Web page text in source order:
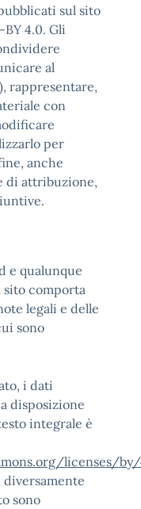
sul sito
4.0. Gli
al
rappresentare,
con
per
anche
di attribuzione,
e qualunque
comporta
legali e delle
sono
i dati
disposizione
integrale è
licenses/
sono